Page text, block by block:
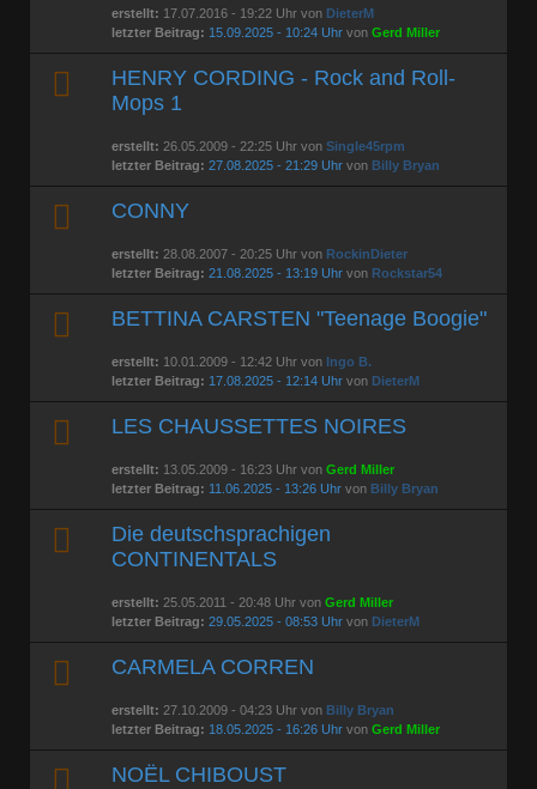
erstellt: 17.07.2016 - 19:22 Uhr von DieterM
letzter Beitrag: 15.09.2025 - 10:24 Uhr vonGerd Miller
HENRY CORDING - Rock and Roll-
Mops 1
erstellt: 26.05.2009 - 22:25 Uhr vonSingle45rpm
letzter Beitrag: 27.08.2025 - 21:29 Uhr von Billy Bryan
CONNY
erstellt: 28.08.2007 - 20:25 Uhr von RockinDieter
letzter Beitrag: 21.08.2025 - 13:19 Uhr von Rockstar54
BETTINA CARSTEN "Teenage Boogie"
erstellt: 10.01.2009 - 12:42 Uhr von Ingo B.
letzter Beitrag: 17.08.2025 - 12:14 Uhr von DieterM
LES CHAUSSETTES NOIRES
erstellt: 13.05.2009 - 16:23 Uhr vonGerd Miller
letzter Beitrag: 11.06.2025 - 13:26 Uhr von Billy Bryan
Die deutschsprachigen
CONTINENTALS
erstellt: 25.05.2011 - 20:48 Uhr vonGerd Miller
letzter Beitrag: 29.05.2025 - 08:53 Uhr von DieterM
CARMELA CORREN
erstellt: 27.10.2009 - 04:23 Uhr von Billy Bryan
letzter Beitrag: 18.05.2025 - 16:26 Uhr vonGerd Miller
NOËL CHIBOUST